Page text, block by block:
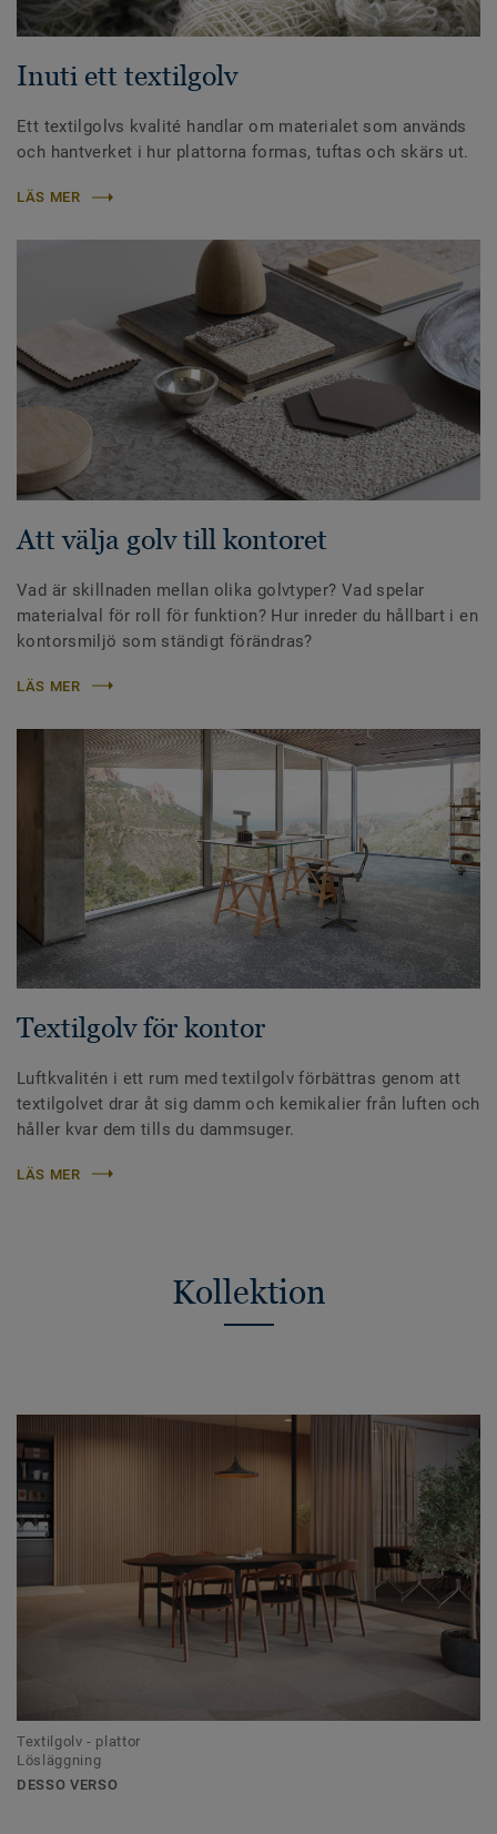
Inuti ett textilgolv
Ett textilgolvs kvalité handlar om materialet som används
och hantverket i hur plattorna formas, tuftas och skärs ut.
LÄS MER
Att välja golv till kontoret
Vad är skillnaden mellan olika golvtyper? Vad spelar
materialval för roll för funktion? Hur inreder du hållbart i en
kontorsmiljö som ständigt förändras?
LÄS MER
Textilgolv för kontor
Luftkvalitén i ett rum med textilgolv förbättras genom att
textilgolvet drar åt sig damm och kemikalier från luften och
håller kvar dem tills du dammsuger.
LÄS MER
Kollektion
Textilgolv - plattor
Lösläggning
DESSO VERSO